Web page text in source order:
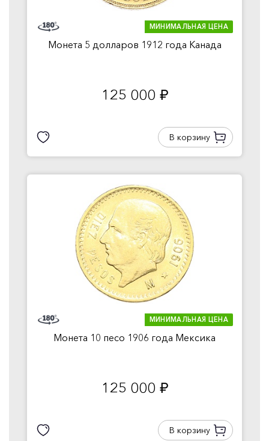
МИНИМАЛЬНАЯ ЦЕНА
Монета 5 долларов 1912 года Канада
125 000 руб.
В корзину
МИНИМАЛЬНАЯ ЦЕНА
Монета 10 песо 1906 года Мексика
125 000 руб.
В корзину